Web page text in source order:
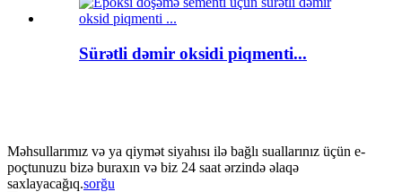
Sürətli dəmir oksidi piqmenti...
Məhsullarımız və ya qiymət siyahısı ilə bağlı suallarınız üçün e-
poçtunuzu bizə buraxın və biz 24 saat ərzində əlaqə
saxlayacağıq.sorğu